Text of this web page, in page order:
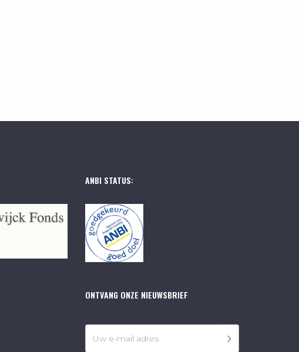
ANBI STATUS:
ONTVANG ONZE NIEUWSBRIEF